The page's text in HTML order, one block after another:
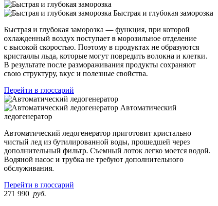
Быстрая и глубокая заморозка
Быстрая и глубокая заморозка — функция, при которой
охлажденный воздух поступает в морозильное отделение
с высокой скоростью. Поэтому в продуктах не образуются
кристаллы льда, которые могут повредить волокна и клетки.
В результате после размораживания продукты сохраняют
свою структуру, вкус и полезные свойства.
Перейти в глоссарий
Автоматический
ледогенератор
Автоматический ледогенератор приготовит кристально
чистый лед из бутилированной воды, прошедшей через
дополнительный фильтр. Съемный лоток легко моется водой.
Водяной насос и трубка не требуют дополнительного
обслуживания.
Перейти в глоссарий
271 990 руб.